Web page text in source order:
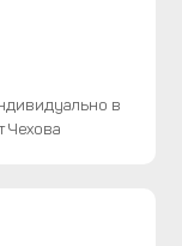
в
Чехова